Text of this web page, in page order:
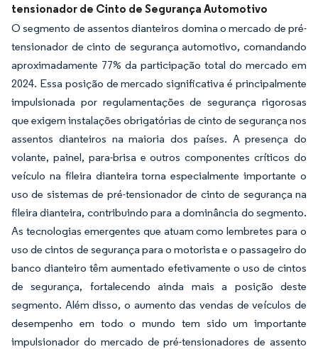
tensionador de Cinto de Segurança Automotivo
O segmento de assentos dianteiros domina o mercado de pré-
tensionador de cinto de segurança automotivo, comandando
aproximadamente 77% da participação total do mercado em
2024. Essa posição de mercado significativa é principalmente
impulsionada por regulamentações de segurança rigorosas
que exigem instalações obrigatórias de cinto de segurança nos
assentos dianteiros na maioria dos países. A presença do
volante, painel, para-brisa e outros componentes críticos do
veículo na fileira dianteira torna especialmente importante o
uso de sistemas de pré-tensionador de cinto de segurança na
fileira dianteira, contribuindo para a dominância do segmento.
As tecnologias emergentes que atuam como lembretes para o
uso de cintos de segurança para o motorista e o passageiro do
banco dianteiro têm aumentado efetivamente o uso de cintos
de segurança, fortalecendo ainda mais a posição deste
segmento. Além disso, o aumento das vendas de veículos de
desempenho em todo o mundo tem sido um importante
impulsionador do mercado de pré-tensionadores de assento